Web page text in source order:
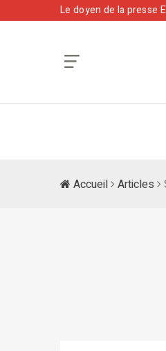
Le doyen de la presse
Accueil Articles